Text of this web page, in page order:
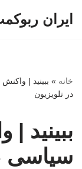
ایران
خانه » ببینید |
در تلویزیون
ببینید
سیاسی